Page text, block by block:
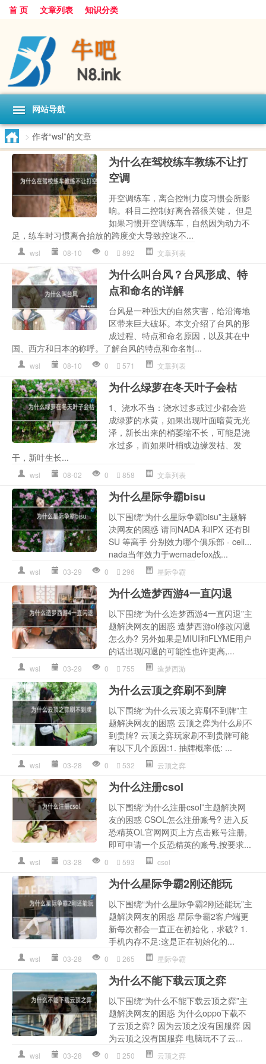
首 页 文章列表 知识分类
网站导航
> 作者“wsl”的文章
为什么在驾校练车教练不让打
空调
开空调练车，离合控制力度习惯会所影
响。科目二控制好离合器很关键， 但是
如果习惯开空调练车，自然因为动力不
足，练车时习惯离合抬放的跨度变大导致控速不...
wsl 08-10 0 892 文章列表
为什么叫台风？台风形成、特
点和命名的详解
台风是一种强大的自然灾害，给沿海地
区带来巨大破坏。本文介绍了台风的形
成过程、特点和命名原因，以及其在中
国、西方和日本的称呼。了解台风的特点和命名制...
wsl 08-10 0 571 文章列表
为什么绿萝在冬天叶子会枯
1、浇水不当：浇水过多或过少都会造
成绿萝的水黄，如果出现叶面暗黄无光
泽，新长出来的梢萎缩不长，可能是浇
水过多，而如果叶梢或边缘发枯、发
干，新叶生长...
wsl 08-02 0 858 文章列表
为什么星际争霸bisu
以下围绕“为什么星际争霸bisu”主题解
决网友的困惑 请问NADA 和IPX 还有BI
SU 等高手 分别效力哪个俱乐部 - celi...
nada当年效力于wemadefox战...
wsl 03-29 0 296 星际争霸
为什么造梦西游4一直闪退
以下围绕“为什么造梦西游4一直闪退”主
题解决网友的困惑 造梦西游ol修改闪退
怎么办? 另外如果是MIUI和FLYME用户
的话出现闪退的可能性也许更高,...
wsl 03-29 0 755 造梦西游
为什么云顶之弈刷不到牌
以下围绕“为什么云顶之弈刷不到牌”主
题解决网友的困惑 云顶之弈为什么刷不
到贵牌? 云顶之弈玩家刷不到贵牌可能
有以下几个原因:1. 抽牌概率低: ...
wsl 03-28 0 532 云顶之弈
为什么注册csol
以下围绕“为什么注册csol”主题解决网
友的困惑 CSOL怎么注册账号? 进入反
恐精英OL官网网页上方点击账号注册,
即可申请一个反恐精英的账号,按要求...
wsl 03-28 0 593 csol
为什么星际争霸2刚还能玩
以下围绕“为什么星际争霸2刚还能玩”主
题解决网友的困惑 星际争霸2客户端更
新每次都会一直正在初始化，求破? 1.
手机内存不足:这是正在初始化的...
wsl 03-28 0 265 星际争霸
为什么不能下载云顶之弈
以下围绕“为什么不能下载云顶之弈”主
题解决网友的困惑 为什么oppo下载不
了云顶之弈? 因为云顶之没有国服弈 因
为云顶之没有国服弈 电脑玩不了云...
wsl 03-28 0 250 云顶之弈